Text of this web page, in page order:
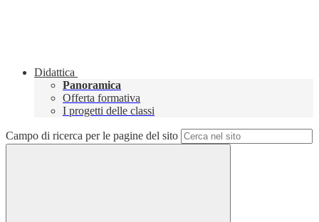
Didattica
Panoramica
Offerta formativa
I progetti delle classi
Campo di ricerca per le pagine del sito